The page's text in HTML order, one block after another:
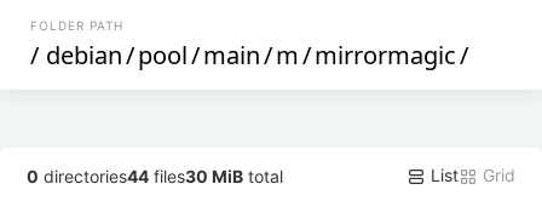
FOLDER PATH
/ debian/pool/main/m/mirrormagic/
0 directories44 files30 MiB total List Grid